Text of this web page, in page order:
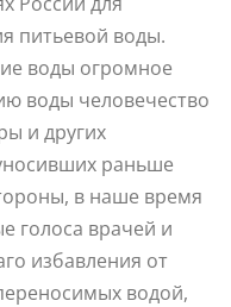
питьевой воды.
воды огромное
воды человечество
и других
раньше
в наше время
голоса врачей и
избавления от
водой,